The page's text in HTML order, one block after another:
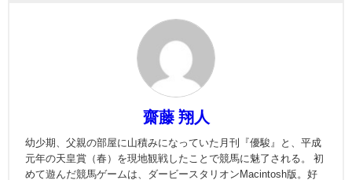
齋藤 翔人
幼少期、父親の部屋に山積みになっていた月刊『優駿』と、平成
元年の天皇賞（春）を現地観戦したことで競馬に魅了される。 初
めて遊んだ競馬ゲームは、ダービースタリオンMacintosh版。好